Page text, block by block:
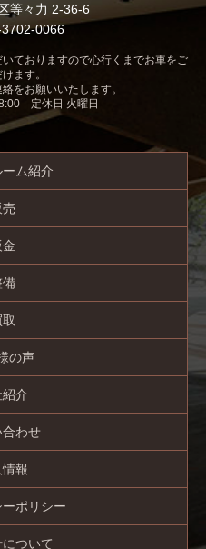
等々力 2-36-6
0066
ておりますので心行くまでお車をご
ます。
をお願いいたします。
定休日 火曜日
ム紹介
備
の声
介
合わせ
報
ポリシー
ついて